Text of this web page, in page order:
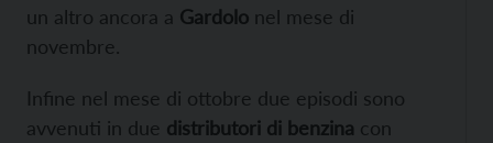
un altro ancora a Gardolo nel mese di
novembre.
Infine nel mese di ottobre due episodi sono
avvenuti in due distributori di benzina con